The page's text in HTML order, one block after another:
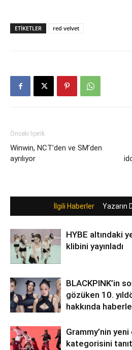
ETIKETLER red velvet
Önceki İçerik
Winwin, NCT’den ve SM’den
ayrılıyor
İlgili Haberler Yazarın
HYBE altındaki
klibini yayınladı
BLACKPINK’in
gözüken 10.
hakkında
Grammy’nin yeni
kategorisini